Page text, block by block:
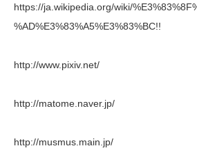
https://ja.wikipedia.org/wiki/
%AD%E3%83%A5%E3%83%BC!!
http://www.pixiv.net/
http://matome.naver.jp/
http://musmus.main.jp/